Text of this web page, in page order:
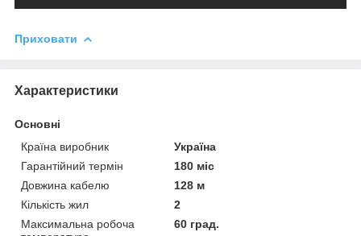
Приховати
Характеристики
Основні
Країна виробник
Україна
Гарантійний термін
180 міс
Довжина кабелю
128 м
Кількість жил
2
Максимальна робоча
60 град.